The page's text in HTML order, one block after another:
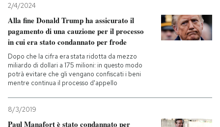
2/4/2024
Alla fine Donald Trump ha assicurato il
pagamento di una cauzione per il processo
in cui era stato condannato per frode
Dopo che la cifra era stata ridotta da mezzo
miliardo di dollari a 175 milioni: in questo modo
potrà evitare che gli vengano confiscati i beni
mentre continua il processo d'appello
8/3/2019
Paul Manafort è stato condannato per